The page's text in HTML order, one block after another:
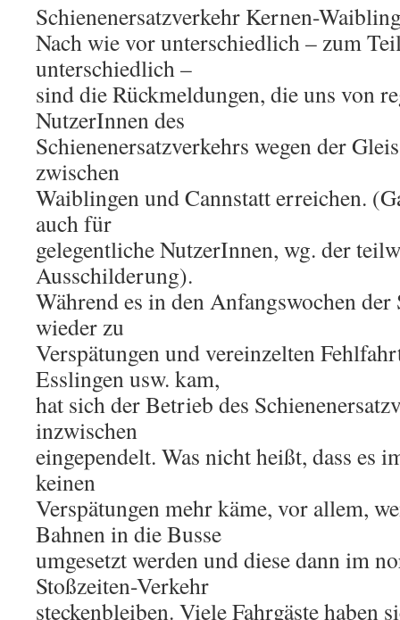
Schienenersatzverkehr Kernen-
Nach wie vor unterschiedlich – zum
unterschiedlich –
sind die Rückmeldungen, die uns von
NutzerInnen des
Schienenersatzverkehrs wegen der
zwischen
Waiblingen und Cannstatt erreichen.
auch für
gelegentliche NutzerInnen, wg. der
Ausschilderung).
Während es in den Anfangswochen
wieder zu
Verspätungen und vereinzelten
Esslingen usw. kam,
hat sich der Betrieb des
inzwischen
eingependelt. Was nicht heißt, dass es
keinen
Verspätungen mehr käme, vor allem,
Bahnen in die Busse
umgesetzt werden und diese dann im
Stoßzeiten-Verkehr
steckenbleiben. Viele Fahrgäste haben